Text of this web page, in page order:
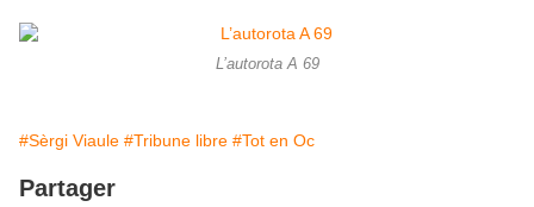
L’autorota A 69
#Sèrgi Viaule #Tribune libre #Tot en Oc
Partager